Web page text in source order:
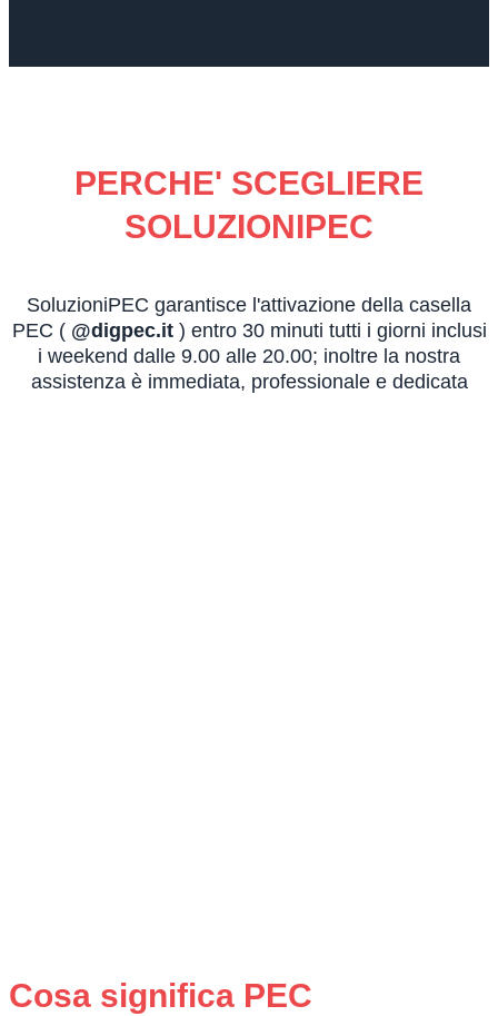
PERCHE' SCEGLIERE
SOLUZIONIPEC
SoluzioniPEC garantisce l'attivazione della casella
PEC ( @digpec.it) entro 30 minuti tutti i giorni inclusi
i weekend dalle 9.00 alle 20.00; inoltre la nostra
assistenza è immediata, professionale e dedicata
Cosa significa PEC